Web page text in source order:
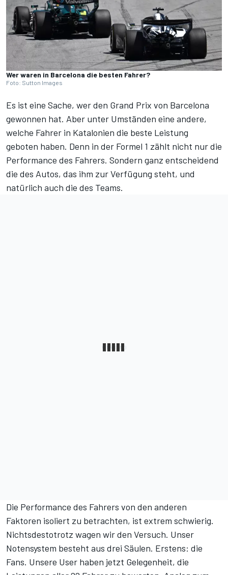
Wer waren in Barcelona die besten Fahrer?
Foto: Sutton Images
Es ist eine Sache, wer den Grand Prix von Barcelona
gewonnen hat. Aber unter Umständen eine andere,
welche Fahrer in Katalonien die beste Leistung
geboten haben. Denn in der Formel 1 zählt nicht nur die
Performance des Fahrers. Sondern ganz entscheidend
die des Autos, das ihm zur Verfügung steht, und
natürlich auch die des Teams.
Die Performance des Fahrers von den anderen
Faktoren isoliert zu betrachten, ist extrem schwierig.
Nichtsdestotrotz wagen wir den Versuch. Unser
Notensystem besteht aus drei Säulen. Erstens: die
Fans. Unsere User haben jetzt Gelegenheit, die